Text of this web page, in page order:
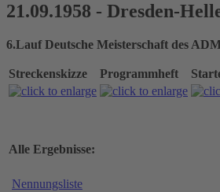
21.09.1958 - Dresden-
6.Lauf Deutsche Meisterschaft des
Streckenskizze Programmheft
Alle Ergebnisse:
Nennungsliste